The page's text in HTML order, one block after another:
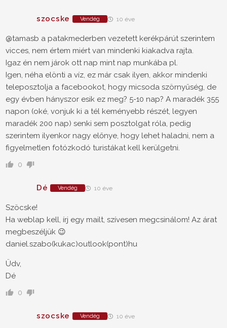
szocske Vendég 10 éve
@tamasb a patakmederben vezetett kerékpárút szerintem
vicces, nem értem miért van mindenki kiakadva rajta.
Igaz én nem járok ott nap mint nap munkába pl.
Igen, néha elönti a víz, ez már csak ilyen, akkor mindenki
teleposztolja a facebookot, hogy micsoda szörnyűség, de
egy évben hányszor esik ez meg? 5-10 nap? A maradék 355
napon (oké, vonjuk ki a tél keményebb részét, legyen
maradék 200 nap) senki sem posztolgat róla, pedig
szerintem ilyenkor nagy előnye, hogy lehet haladni, nem a
figyelmetlen fotózkodó turistákat kell kerülgetni.
0
Dé Vendég 10 éve
Szöcske!
Ha weblap kell, írj egy mailt, szívesen megcsinálom! Az árat
megbeszéljük 😉
daniel.szabo(kukac)outlook(pont)hu
Üdv,
Dé
0
szocske Vendég 10 éve